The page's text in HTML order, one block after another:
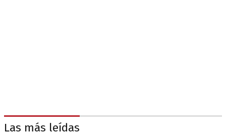
Las más leídas